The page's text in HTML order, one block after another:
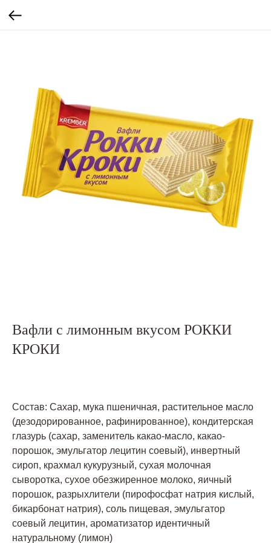
Вафли с лимонным вкусом РОККИ
КРОКИ
Состав: Сахар, мука пшеничная, растительное масло
(дезодорированное, рафинированное), кондитерская
глазурь (сахар, заменитель какао-масло, какао-
порошок, эмульгатор лецитин соевый), инвертный
сироп, крахмал кукурузный, сухая молочная
сыворотка, сухое обезжиренное молоко, яичный
порошок, разрыхлители (пирофосфат натрия кислый,
бикарбонат натрия), соль пищевая, эмульгатор
соевый лецитин, ароматизатор идентичный
натуральному (лимон)